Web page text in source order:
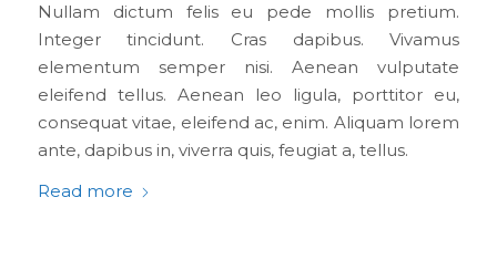
Nullam dictum felis eu pede mollis pretium.
Integer tincidunt. Cras dapibus. Vivamus
elementum semper nisi. Aenean vulputate
eleifend tellus. Aenean leo ligula, porttitor eu,
consequat vitae, eleifend ac, enim. Aliquam lorem
ante, dapibus in, viverra quis, feugiat a, tellus.
Read more